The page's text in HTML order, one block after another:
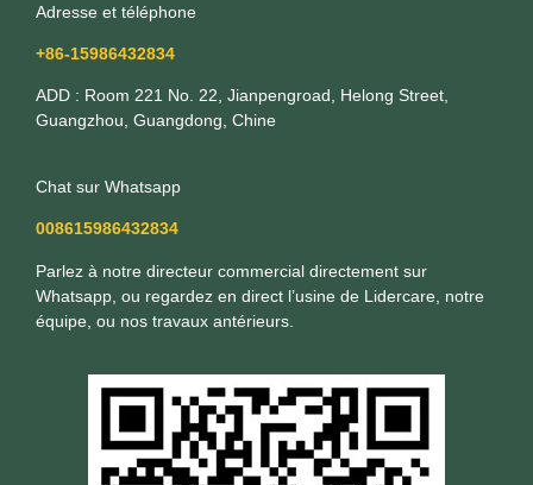
Adresse et téléphone
+86-15986432834
ADD : Room 221 No. 22, Jianpengroad, Helong Street,
Guangzhou, Guangdong, Chine
Chat sur Whatsapp
008615986432834
Parlez à notre directeur commercial directement sur
Whatsapp, ou regardez en direct l’usine de Lidercare, notre
équipe, ou nos travaux antérieurs.